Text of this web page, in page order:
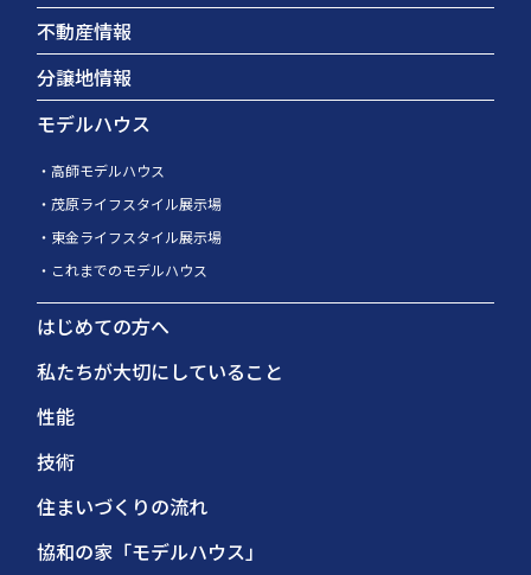
不動産情報
分譲地情報
モデルハウス
高師モデルハウス
茂原ライフスタイル展示場
東金ライフスタイル展示場
これまでのモデルハウス
はじめての方へ
私たちが大切にしていること
性能
技術
住まいづくりの流れ
協和の家「モデルハウス」